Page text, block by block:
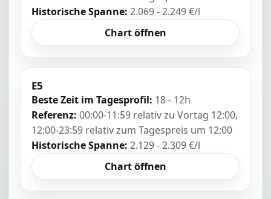
Historische Spanne: 2.069 - 2.249 €/l
Chart öffnen
E5
Beste Zeit im Tagesprofil: 18 - 12h
Referenz: 00:00-11:59 relativ zu Vortag 12:00,
12:00-23:59 relativ zum Tagespreis um 12:00
Historische Spanne: 2.129 - 2.309 €/l
Chart öffnen